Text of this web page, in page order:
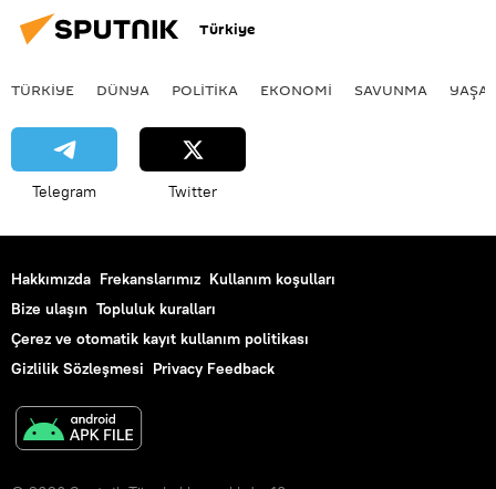
Jaılson
Ferdi
Fenerbahçe
Türkiye
TÜRKIYE DÜNYA POLİTİKA EKONOMİ SAVUNMA
Telegram Twitter
Hakkımızda Frekanslarımız Kullanım koşulları
Bize ulaşın Topluluk kuralları
Çerez ve otomatik kayıt kullanım politikası
Gizlilik Sözleşmesi Privacy Feedback